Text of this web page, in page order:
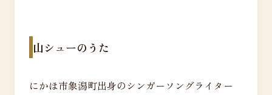
山シューのうた
にかほ市象潟町出身のシンガーソングライター